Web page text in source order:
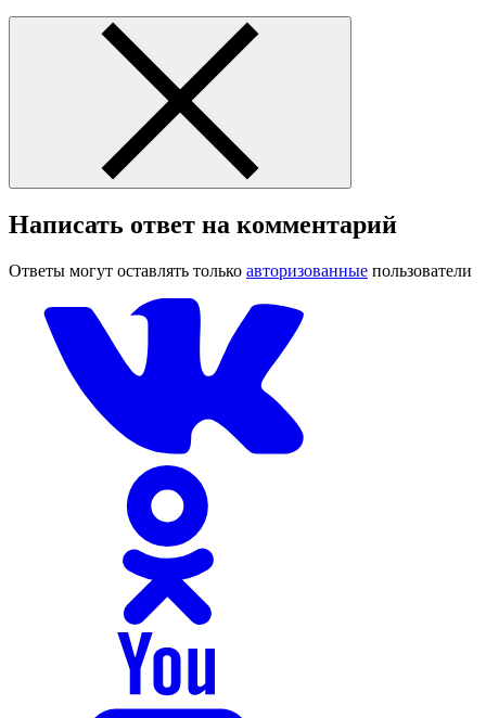
Написать ответ на комментарий
Ответы могут оставлять только авторизованные пользователи